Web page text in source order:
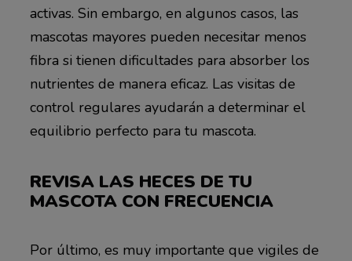
activas. Sin embargo, en algunos casos, las
mascotas mayores pueden necesitar menos
fibra si tienen dificultades para absorber los
nutrientes de manera eficaz. Las visitas de
control regulares ayudarán a determinar el
equilibrio perfecto para tu mascota.
REVISA LAS HECES DE TU
MASCOTA CON FRECUENCIA
Por último, es muy importante que vigiles de